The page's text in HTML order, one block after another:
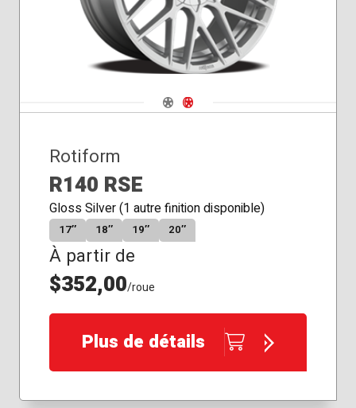
Navigate 1
Navigate 2
Rotiform
R140 RSE
Gloss Silver (1 autre finition disponible)
17″ 18″ 19″ 20″
À partir de
$352,00/roue
Plus de détails